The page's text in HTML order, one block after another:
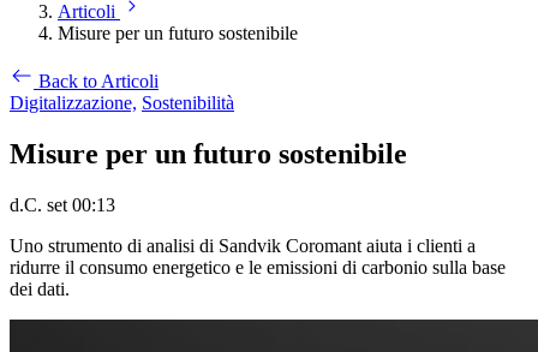
Articoli
Misure per un futuro sostenibile
Back to Articoli
Digitalizzazione, Sostenibilità
Misure per un futuro sostenibile
d.C. set 00:13
Uno strumento di analisi di Sandvik Coromant aiuta i clienti a
ridurre il consumo energetico e le emissioni di carbonio sulla base
dei dati.